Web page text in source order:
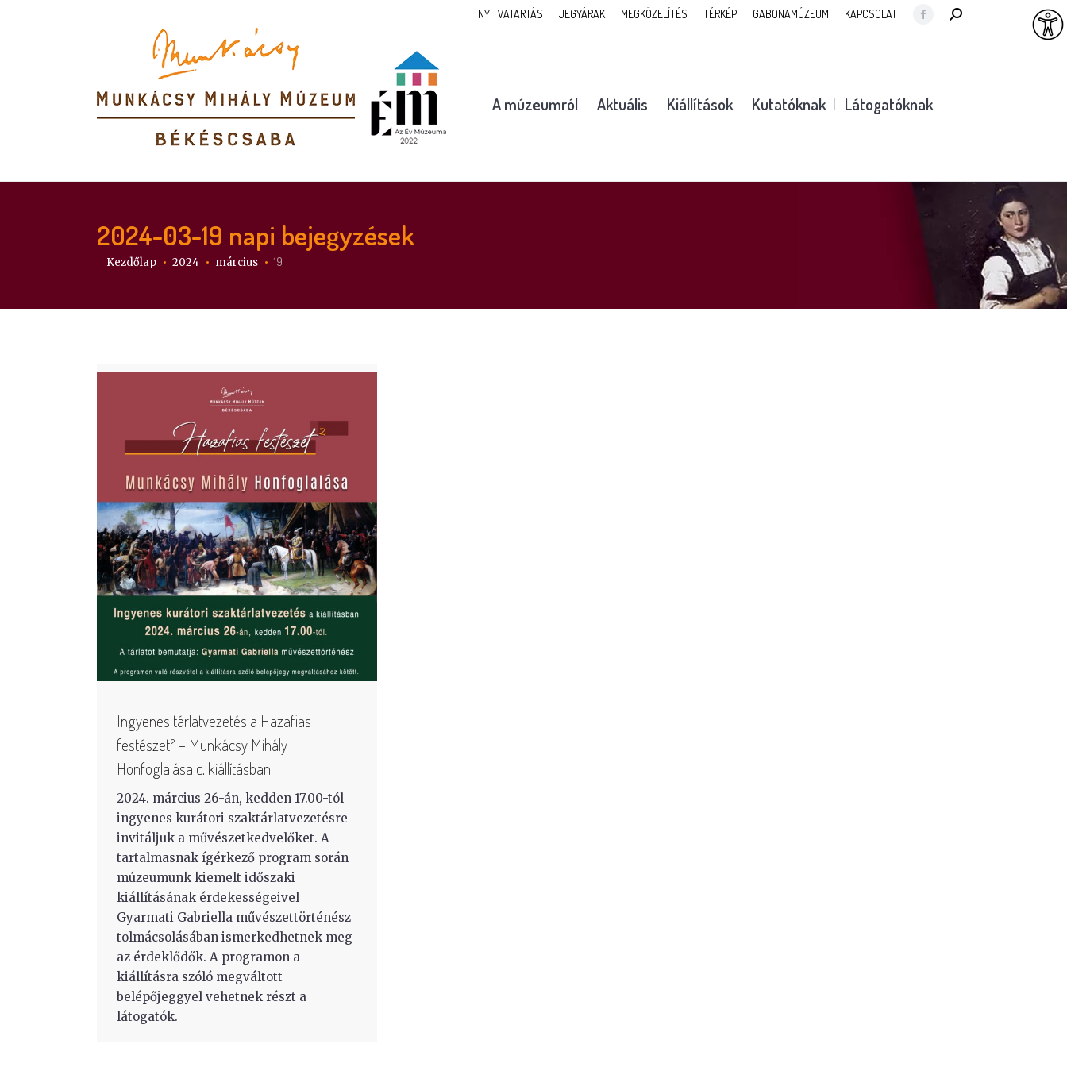
NYITVATARTÁS JEGYÁRAK MEGKÖZELÍTÉS TÉRKÉP GABONAMÚZEUM KAPCSOLAT
Facebook
new
SEARCH:
A múzeumról Aktuális Kiállítások Kutatóknak Látogatóknak
2024-03-19 napi bejegyzések
Itt vagy:
Kezdőlap 2024 március 19
Ingyenes tárlatvezetés a Hazafias
festészet² – Munkácsy Mihály
Honfoglalása c. kiállításban
2024. március 26-án, kedden 17.00-tól
ingyenes kurátori szaktárlatvezetésre
invitáljuk a művészetkedvelőket. A
tartalmasnak ígérkező program során
múzeumunk kiemelt időszaki
kiállításának érdekességeivel
Gyarmati Gabriella művészettörténész
tolmácsolásában ismerkedhetnek meg
az érdeklődők. A programon a
kiállításra szóló megváltott
belépőjeggyel vehetnek részt a
látogatók.